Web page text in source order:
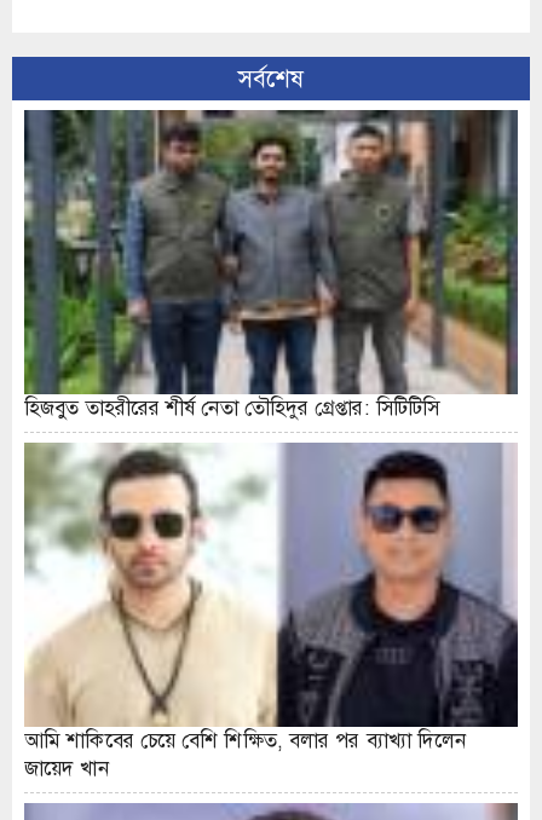
সর্বশেষ
হিজবুত তাহরীরের শীর্ষ নেতা তৌহিদুর গ্রেপ্তার: সিটিটিসি
আমি শাকিবের চেয়ে বেশি শিক্ষিত, বলার পর ব্যাখ্যা দিলেন
জায়েদ খান